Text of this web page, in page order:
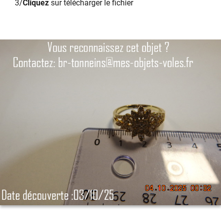
3/Cliquez sur télécharger le fichier